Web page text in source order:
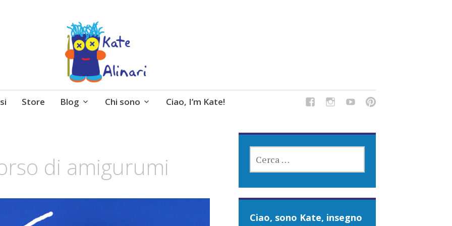
schemi gratuiti, amigurumi, I Balocchi del Tipo Strano, traduzioni e tanto divertimento!
Store Blog Chi sono Ciao, I’m Kate!
di amigurumi
PER:
Ciao, sono Kate, insegno